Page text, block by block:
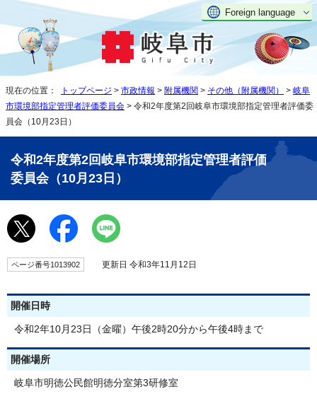
Foreign language
現在の位置： トップページ > 市政情報 > 附属機関 > その他（附属機関） > 岐阜
市環境部指定管理者評価委員会 > 令和2年度第2回岐阜市環境部指定管理者評価委
員会（10月23日）
令和2年度第2回岐阜市環境部指定管理者評価
委員会（10月23日）
ページ番号1013902 更新日 令和3年11月12日
開催日時
令和2年10月23日（金曜）午後2時20分から午後4時まで
開催場所
岐阜市明徳公民館明徳分室第3研修室